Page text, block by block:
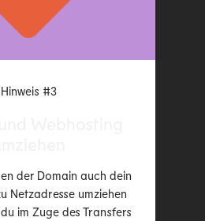
Hinweis #3
der Domain auch dein
Netzadresse umziehen
im Zuge des Transfers